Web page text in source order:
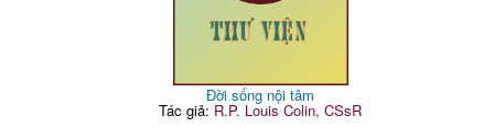
Đời sống nội tâm
Tác giả: R.P. Louis Colin, CSsR